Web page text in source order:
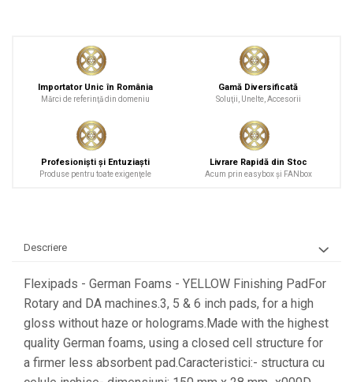
Tratamente şi Întreţinere
Plastice
Microfibre
Mănuşi Spălare
Prosoape Uscare
Lavete Microfibră
Aplicatoare Microfibră
Importator Unic în România
Mărci de referinţă din domeniu
Gamă Diversificată
Soluţii, Unelte, Accesorii
Profesionişti şi Entuziaşti
Produse pentru toate exigenţele
Livrare Rapidă din Stoc
Acum prin easybox şi FANbox
Descriere
Flexipads - German Foams - YELLOW Finishing PadFor
Rotary and DA machines.3, 5 & 6 inch pads, for a high
gloss without haze or holograms.Made with the highest
quality German foams, using a closed cell structure for
a firmer less absorbent pad.Caracteristici:- structura cu